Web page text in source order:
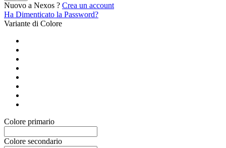
Nuovo a Nexos ? Crea un account
Ha Dimenticato la Password?
Variante di Colore
Colore primario
Colore secondario